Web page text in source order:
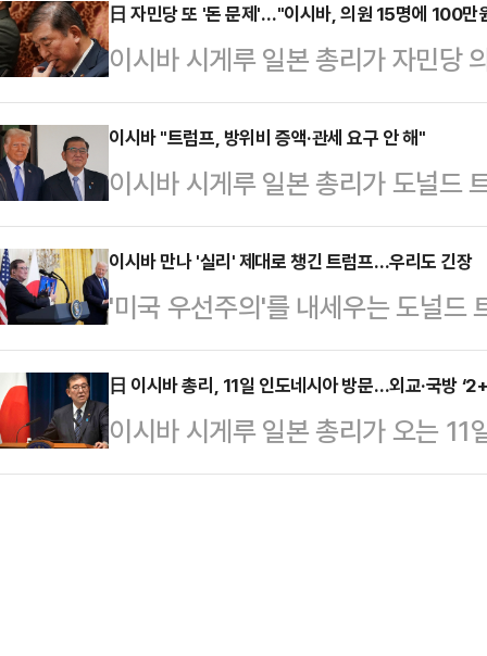
합뉴스 보도에 따르면 이시바 총리
민주당 오쓰바키 유코 의원의 질의
토하겠다"며 "현장을 직접 보는 것
득을 얻는다면 주저하지 않을 생각
자체적으로 자금을 모아 위험을 무
귀한 일이라고 평가한다…
日 자민당 또 '돈 문제'…"이시바, 의원 15명에 100만
이시바 시게루 일본 총리가 자민
상당의 상품권을 배포한 것으로 알
총리의 비서는 지난 3일 총리 간담
15명에게 인당 상품권 10만엔을
는 이날 오후 11시 20분 공저에서
품이었을 뿐 법적으로 문제가 없다
다”고 말했다.아사히는 “일본 정치
품 거래는 …
이시바 "트럼프, 방위비 증액·관세 요구 안 해"
이시바 시게루 일본 총리가 도널드
비에 대해 자국이 판단할 문제라 말
(닛케이)에 따르면 이시바 총리는
는)어디까지나 일본이 결정하는 문
다”고 말했다. 그러면서 트럼프 대
다.앞서 일본 정부는 2022년 안보
1% 수준이던 방위비를 2027년
는 이날 회담에서 트럼…
이시바 만나 '실리' 제대로 챙긴 트럼프…우리도 긴장
'미국 우선주의'를 내세우는 도널드
에서 관세 정책과 방위비 분담 문제
다. 일본과 비슷한 처지에 놓인 우
성이 커져 긴장감이 고조되고 있다
시게루 일본 총리와 첫 정상회담을
日 이시바 총리, 11일 인도네시아 방문…외교·국방
이시바 시게루 일본 총리가 오는
통령과 정상회담을 한다고 일본 니